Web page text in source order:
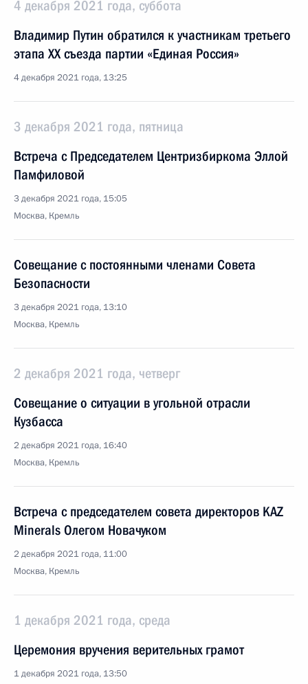
4 декабря 2021 года, суббота
Владимир Путин обратился к участникам третьего
этапа XX съезда партии «Единая Россия»
4 декабря 2021 года, 13:25
3 декабря 2021 года, пятница
Встреча с Председателем Центризбиркома Эллой
Памфиловой
3 декабря 2021 года, 15:05
Москва, Кремль
Совещание с постоянными членами Совета
Безопасности
3 декабря 2021 года, 13:10
Москва, Кремль
2 декабря 2021 года, четверг
Совещание о ситуации в угольной отрасли
Кузбасса
2 декабря 2021 года, 16:40
Москва, Кремль
Встреча с председателем совета директоров KAZ
Minerals Олегом Новачуком
2 декабря 2021 года, 11:00
Москва, Кремль
1 декабря 2021 года, среда
Церемония вручения верительных грамот
1 декабря 2021 года, 13:50